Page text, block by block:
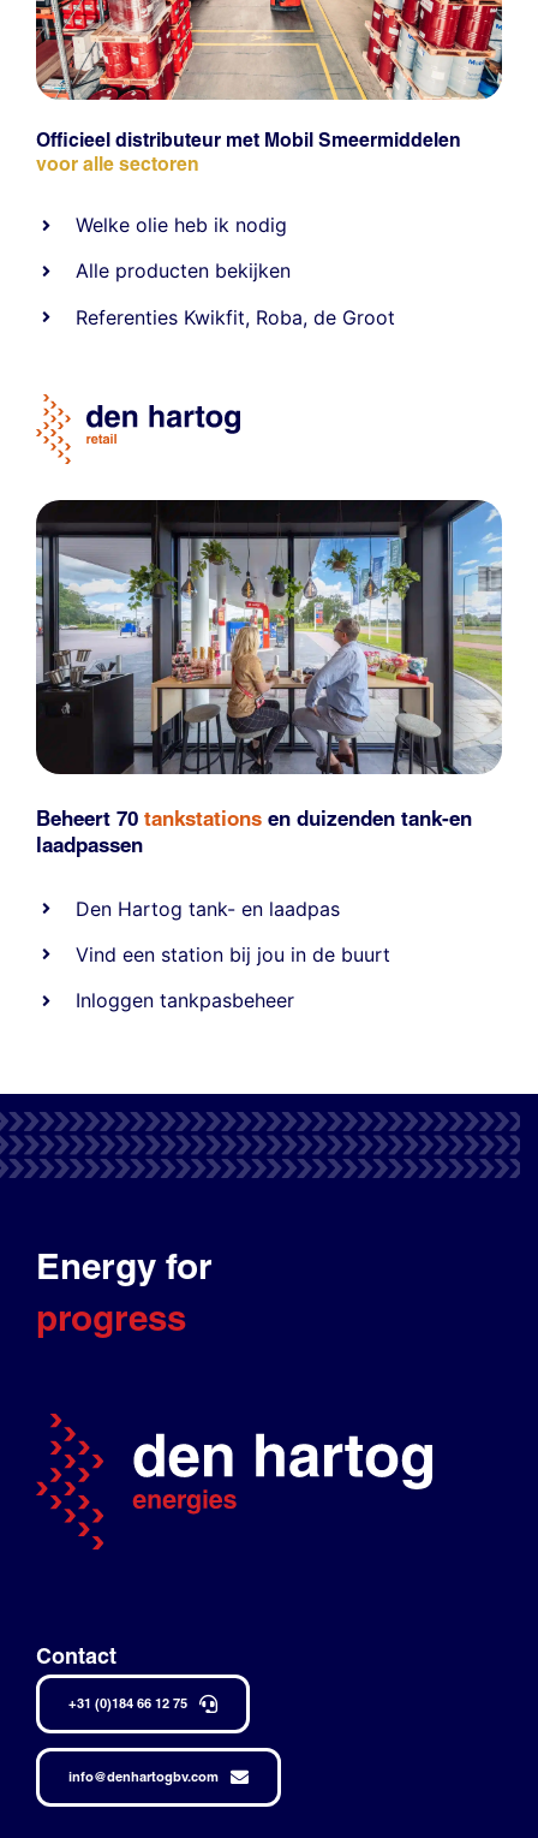
Officieel distributeur met Mobil Smeermiddelen
voor alle sectoren
Welke olie heb ik nodig
Alle producten bekijken
Referenties Kwikfit, Roba,de Groot
Beheert 70 tankstations en duizenden tank-en
laadpassen
Den Hartog tank- en laadpas
Vind een station bij jou in de buurt
Inloggen tankpasbeheer
Energy for
progress
Contact
+31 (0)184 66 12 75
info@denhartogbv.com